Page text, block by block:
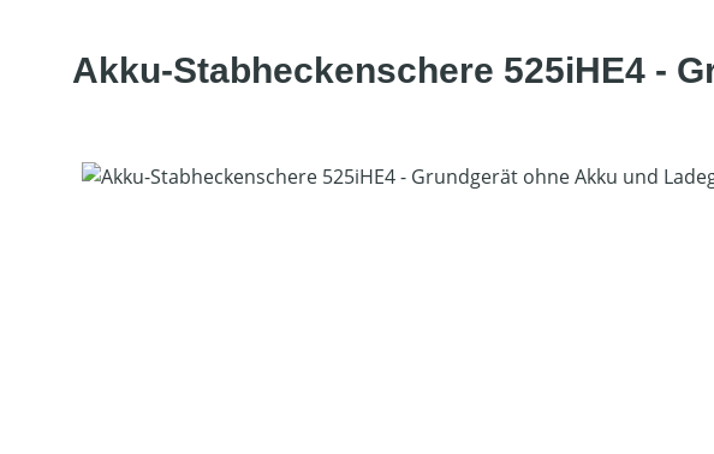
Akku-Stabheckenschere 525iHE4 -
Bildergalerie überspringen